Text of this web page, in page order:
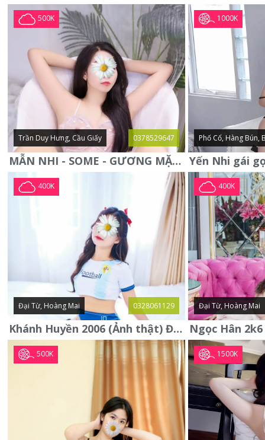
500K
Trần Duy Hưng, Cầu Giấy 0378529647
MẪN NHI - SOME - GƯƠNG MẶT XINH XẮN -CỰC CHIỀU KHÁCH
1000K
Phố Cổ, Hàng Bún,
400K
Đại Từ, Hoàng Mai 0328061129
Khánh Huyền 2006 (Ảnh thật) Đại từ - Hoàng Mai
400K
Đại Từ, Hoàng Mai
500K 1500K